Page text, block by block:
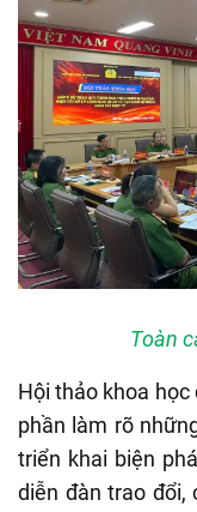
Toàn
Hội thảo khoa
phần làm rõ
triển khai biện
diễn đàn trao đổi,